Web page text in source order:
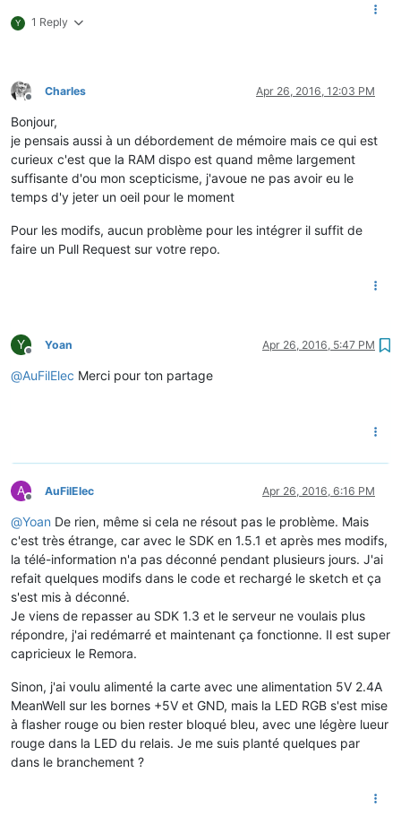
Y 1 Reply
Offline
Charles Apr 26, 2016, 12:03 PM
Bonjour,
je pensais aussi à un débordement de mémoire mais ce qui est
curieux c'est que la RAM dispo est quand même largement
suffisante d'ou mon scepticisme, j'avoue ne pas avoir eu le
temps d'y jeter un oeil pour le moment
Pour les modifs, aucun problème pour les intégrer il suffit de
faire un Pull Request sur votre repo.
Y
Offline
Yoan Apr 26, 2016, 5:47 PM
@AuFilElec Merci pour ton partage
A
Offline
AuFilElec Apr 26, 2016, 6:16 PM
@Yoan De rien, même si cela ne résout pas le problème. Mais
c'est très étrange, car avec le SDK en 1.5.1 et après mes modifs,
la télé-information n'a pas déconné pendant plusieurs jours. J'ai
refait quelques modifs dans le code et rechargé le sketch et ça
s'est mis à déconné.
Je viens de repasser au SDK 1.3 et le serveur ne voulais plus
répondre, j'ai redémarré et maintenant ça fonctionne. Il est super
capricieux le Remora.
Sinon, j'ai voulu alimenté la carte avec une alimentation 5V 2.4A
MeanWell sur les bornes +5V et GND, mais la LED RGB s'est mise
à flasher rouge ou bien rester bloqué bleu, avec une légère lueur
rouge dans la LED du relais. Je me suis planté quelques par
dans le branchement ?